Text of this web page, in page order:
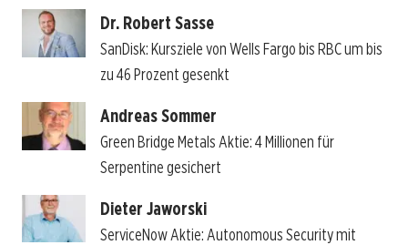
Dr. Robert Sasse
SanDisk: Kursziele von Wells Fargo bis RBC um bis
zu 46 Prozent gesenkt
Andreas Sommer
Green Bridge Metals Aktie: 4 Millionen für
Serpentine gesichert
Dieter Jaworski
ServiceNow Aktie: Autonomous Security mit